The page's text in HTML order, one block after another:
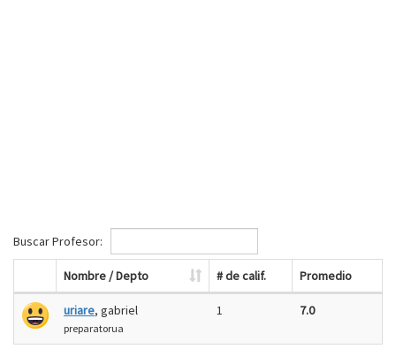
Buscar Profesor:
Nombre / Depto # de calif. Promedio
uriare, gabriel
preparatorua
1 7.0